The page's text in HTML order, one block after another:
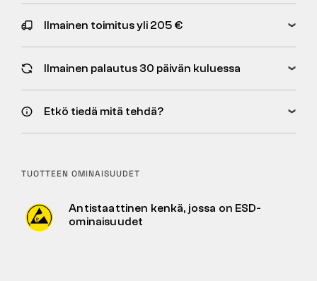
Ilmainen toimitus yli 205 €
Ilmainen palautus 30 päivän kuluessa
Etkö tiedä mitä tehdä?
TUOTTEEN OMINAISUUDET
Antistaattinen kenkä, jossa on ESD-
ominaisuudet